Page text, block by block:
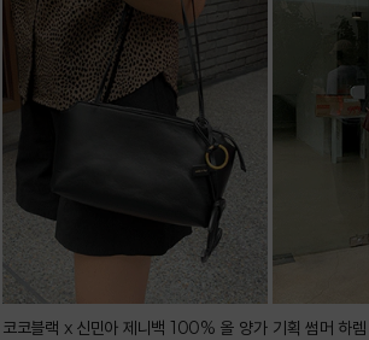
코코블랙 x 신민아 제니백 100% 올 양가 기획 썸머 하